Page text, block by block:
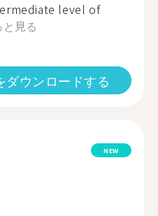
level of
と見る
ダウンロードする
NEW